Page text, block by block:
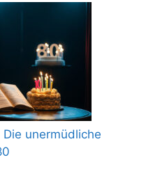
unermüdliche